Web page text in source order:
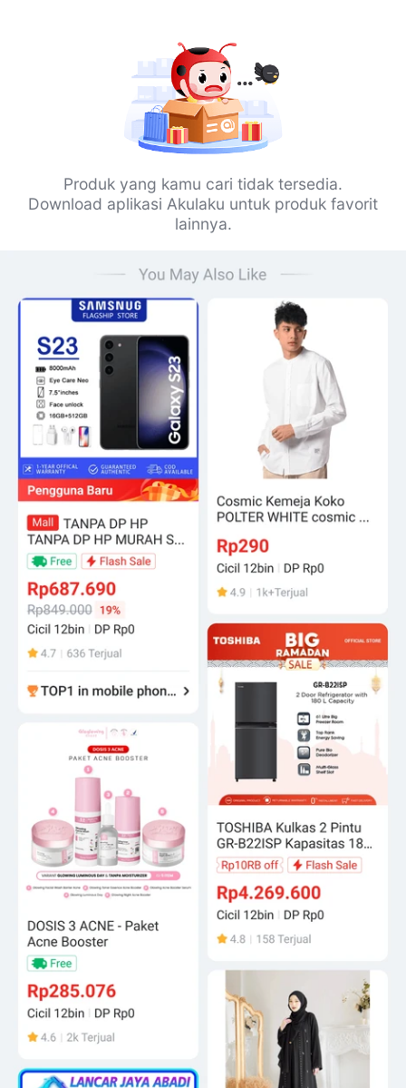
Produk yang kamu cari tidak tersedia.
Download aplikasi Akulaku untuk produk favorit
lainnya.